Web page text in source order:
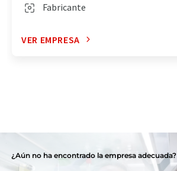
Fabricante
VER EMPRESA
¿Aún no ha encontrado la empresa adecuada?